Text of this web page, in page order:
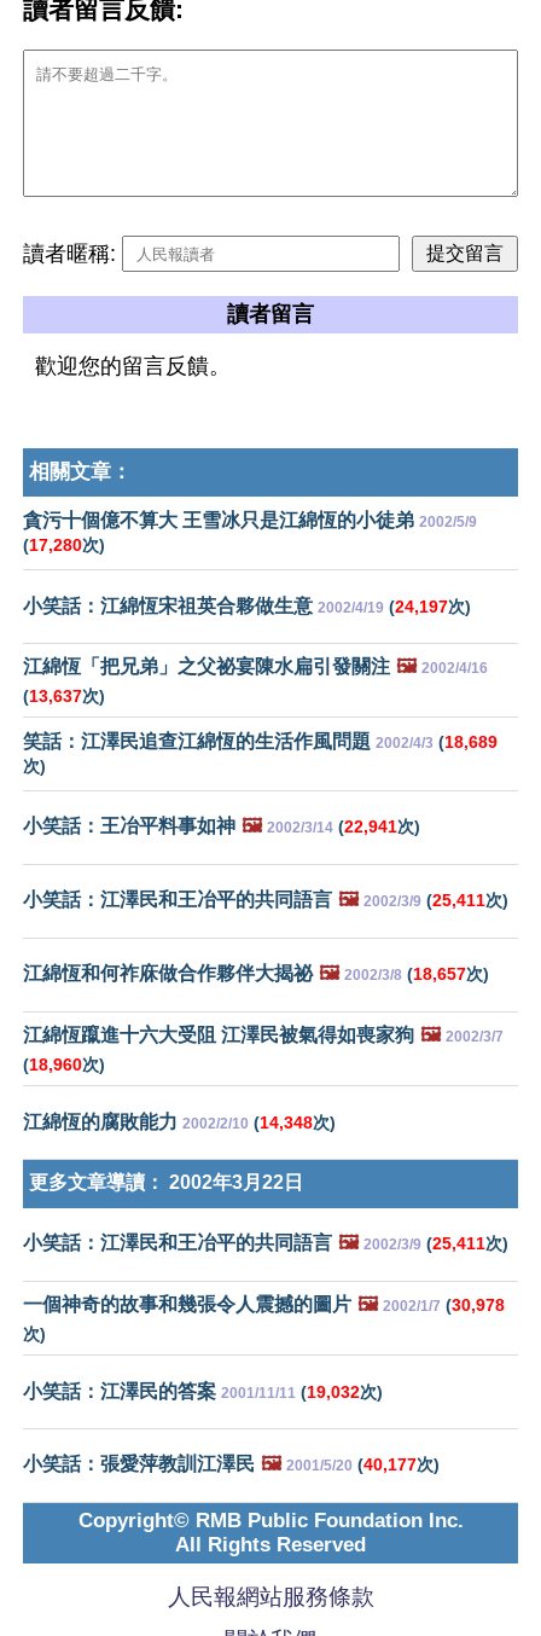
讀者留言反饋:
讀者暱稱:
讀者留言
歡迎您的留言反饋。
相關文章：
貪污十個億不算大 王雪冰只是江綿恆的小徒弟 2002/5/9
(17,280次)
小笑話：江綿恆宋祖英合夥做生意 2002/4/19 (24,197次)
江綿恆「把兄弟」之父祕宴陳水扁引發關注 🖼️ 2002/4/16
(13,637次)
笑話：江澤民追查江綿恆的生活作風問題 2002/4/3 (18,689
次)
小笑話：王冶平料事如神 🖼️ 2002/3/14 (22,941次)
小笑話：江澤民和王冶平的共同語言 🖼️ 2002/3/9 (25,411次)
江綿恆和何祚庥做合作夥伴大揭祕 🖼️ 2002/3/8 (18,657次)
江綿恆躥進十六大受阻 江澤民被氣得如喪家狗 🖼️ 2002/3/7
(18,960次)
江綿恆的腐敗能力 2002/2/10 (14,348次)
更多文章導讀： 2002年3月22日
小笑話：江澤民和王冶平的共同語言 🖼️ 2002/3/9 (25,411次)
一個神奇的故事和幾張令人震撼的圖片 🖼️ 2002/1/7 (30,978
次)
小笑話：江澤民的答案 2001/11/11 (19,032次)
小笑話：張愛萍教訓江澤民 🖼️ 2001/5/20 (40,177次)
Copyright© RMB Public Foundation Inc.
All Rights Reserved
人民報網站服務條款